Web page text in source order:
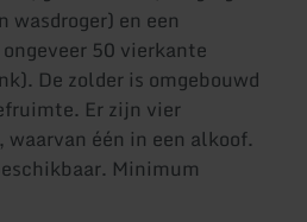
wasdroger) en een
50 vierkante
De zolder is omgebouwd
Er zijn vier
waarvan één in een alkoof.
Minimum